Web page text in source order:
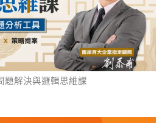
題解決與邏輯思維課